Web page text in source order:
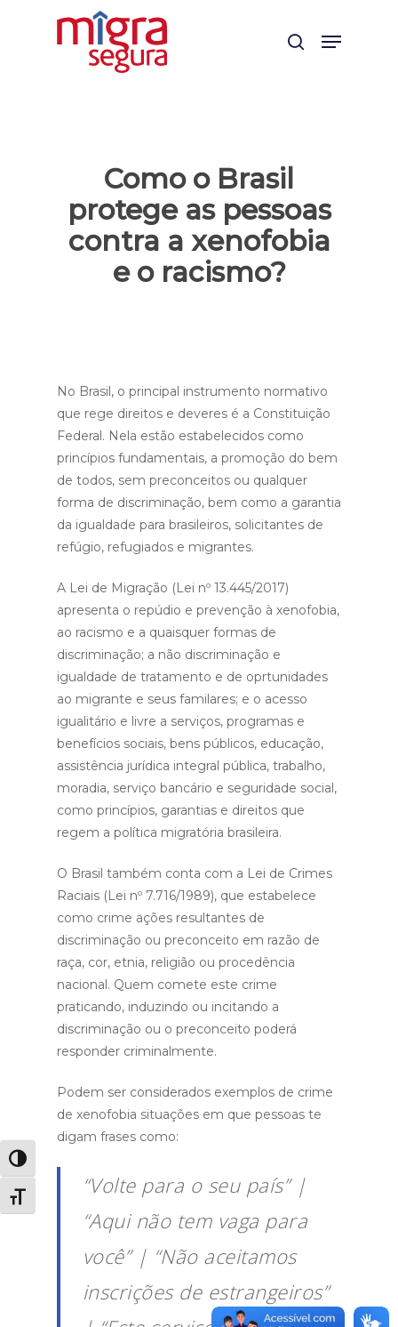
Alternar alto contraste
Alternar tamanho da fonte
search
Menu
Como o Brasil
protege as pessoas
contra a xenofobia
e o racismo?
No Brasil, o principal instrumento normativo
que rege direitos e deveres é a Constituição
Federal. Nela estão estabelecidos como
princípios fundamentais, a promoção do bem
de todos, sem preconceitos ou qualquer
forma de discriminação, bem como a garantia
da igualdade para brasileiros, solicitantes de
refúgio, refugiados e migrantes.
A Lei de Migração (Lei nº 13.445/2017)
apresenta o repúdio e prevenção à xenofobia,
ao racismo e a quaisquer formas de
discriminação; a não discriminação e
igualdade de tratamento e de oprtunidades
ao migrante e seus familares; e o acesso
igualitário e livre a serviços, programas e
benefícios sociais, bens públicos, educação,
assistência jurídica integral pública, trabalho,
moradia, serviço bancário e seguridade social,
como princípios, garantias e direitos que
regem a política migratória brasileira.
O Brasil também conta com a Lei de Crimes
Raciais (Lei nº 7.716/1989), que estabelece
como crime ações resultantes de
discriminação ou preconceito em razão de
raça, cor, etnia, religião ou procedência
nacional. Quem comete este crime
praticando, induzindo ou incitando a
discriminação ou o preconceito poderá
responder criminalmente.
Podem ser considerados exemplos de crime
de xenofobia situações em que pessoas te
digam frases como:
“Volte para o seu país” |
“Aqui não tem vaga para
você” | “Não aceitamos
inscrições de estrangeiros”